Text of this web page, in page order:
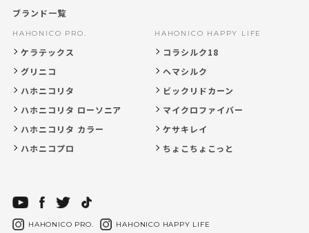
ブランド一覧
HAHONICO PRO.
ケラテックス
グリニコ
ハホニコリタ
ハホニコリタ ローソニア
ハホニコリタ カラー
ハホニコプロ
HAHONICO HAPPY LIFE
コラシルク18
ヘマシルク
ビックリドカーン
マイクロファイバー
ケサキレイ
ちょこちょこっと
HAHONICO PRO. HAHONICO HAPPY LIFE